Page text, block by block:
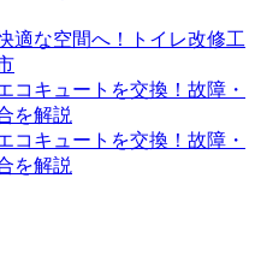
適な空間へ！トイレ改修工
コキュートを交換！故障・
を解説
コキュートを交換！故障・
を解説